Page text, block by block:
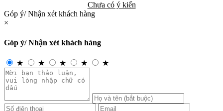
Chưa có ý kiến
Góp ý/ Nhận xét khách hàng
×
Góp ý/ Nhận xét khách hàng
★ ★ ★ ★ ★